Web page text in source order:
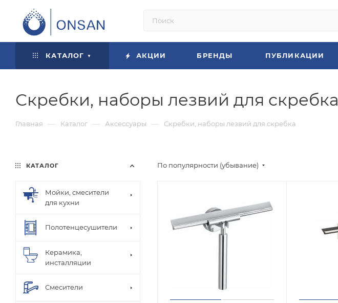
КАТАЛОГ АКЦИИ БРЕНДЫ ПУБЛИКАЦИИ
Скребки, наборы лезвий для скребка
Главная — Каталог — Аксессуары — Скребки, наборы лезвий для скребка
По популярности (убывание)
КАТАЛОГ
Мойки, смесители
для кухни
Полотенцесушители
Керамика,
инсталляции
Смесители